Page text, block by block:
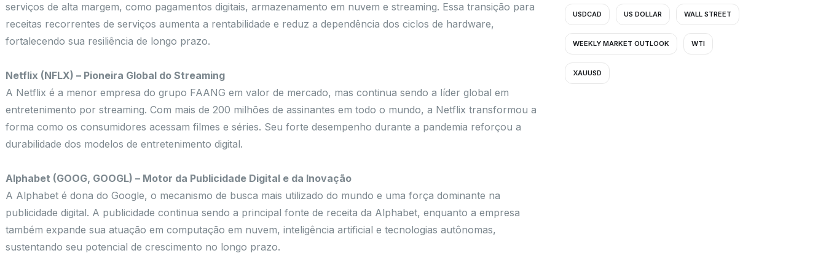
serviços de alta margem, como pagamentos digitais, armazenamento em nuvem e streaming. Essa transição para
receitas recorrentes de serviços aumenta a rentabilidade e reduz a dependência dos ciclos de hardware,
fortalecendo sua resiliência de longo prazo.
Netflix (NFLX) – Pioneira Global do Streaming
A Netflix é a menor empresa do grupo FAANG em valor de mercado, mas continua sendo a líder global em
entretenimento por streaming. Com mais de 200 milhões de assinantes em todo o mundo, a Netflix transformou a
forma como os consumidores acessam filmes e séries. Seu forte desempenho durante a pandemia reforçou a
durabilidade dos modelos de entretenimento digital.
Alphabet (GOOG, GOOGL) – Motor da Publicidade Digital e da Inovação
A Alphabet é dona do Google, o mecanismo de busca mais utilizado do mundo e uma força dominante na
publicidade digital. A publicidade continua sendo a principal fonte de receita da Alphabet, enquanto a empresa
também expande sua atuação em computação em nuvem, inteligência artificial e tecnologias autônomas,
sustentando seu potencial de crescimento no longo prazo.
USDCAD US DOLLAR WALL STREET
WEEKLY MARKET OUTLOOK WTI
XAUUSD